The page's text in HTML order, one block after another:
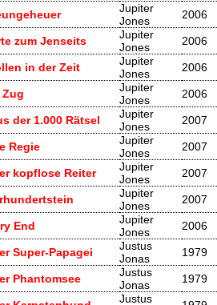
Jupiter
Jones
2006
zum Jenseits
Jupiter
Jones
2006
in der Zeit
Jupiter
Jones
2006
Zug
Jupiter
Jones
2006
der 1.000 Rätsel
Jupiter
Jones
2007
Regie
Jupiter
Jones
2007
kopflose Reiter
Jupiter
Jones
2007
Jupiter
Jones
2007
End
Jupiter
Jones
2006
Super-Papagei
Justus
Jonas
1979
Phantomsee
Justus
Jonas
1979
Justus